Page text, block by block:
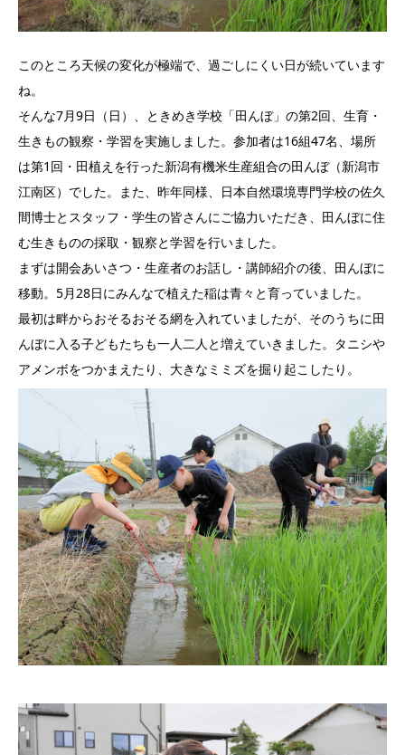
このところ天候の変化が極端で、過ごしにくい日が続いています
ね。
そんな7月9日（日）、ときめき学校「田んぼ」の第2回、生育・
生きもの観察・学習を実施しました。参加者は16組47名、場所
は第1回・田植えを行った新潟有機米生産組合の田んぼ（新潟市
江南区）でした。また、昨年同様、日本自然環境専門学校の佐久
間博士とスタッフ・学生の皆さんにご協力いただき、田んぼに住
む生きものの採取・観察と学習を行いました。
まずは開会あいさつ・生産者のお話し・講師紹介の後、田んぼに
移動。5月28日にみんなで植えた稲は青々と育っていました。
最初は畔からおそるおそる網を入れていましたが、そのうちに田
んぼに入る子どもたちも一人二人と増えていきました。タニシや
アメンボをつかまえたり、大きなミミズを掘り起こしたり。